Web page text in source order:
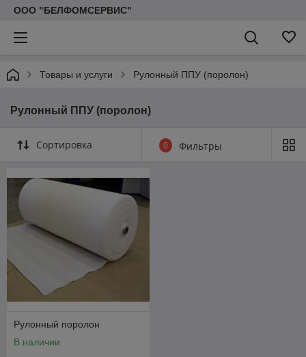
ООО "БЕЛФОМСЕРВИС"
Товары и услуги Рулонный ППУ (поролон)
Рулонный ППУ (поролон)
Сортировка 0 Фильтры
Рулонный поролон
В наличии